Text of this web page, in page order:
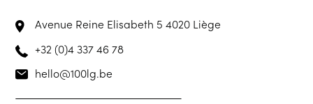
Avenue Reine Elisabeth 54020 Liège
+32 (0)4 337 46 78
hello@100lg.be